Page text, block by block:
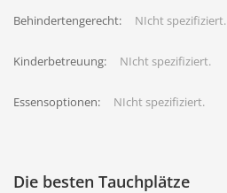
Behindertengerecht: NIcht spezifiziert.
Kinderbetreuung: NIcht spezifiziert.
Essensoptionen: NIcht spezifiziert.
Die besten Tauchplätze